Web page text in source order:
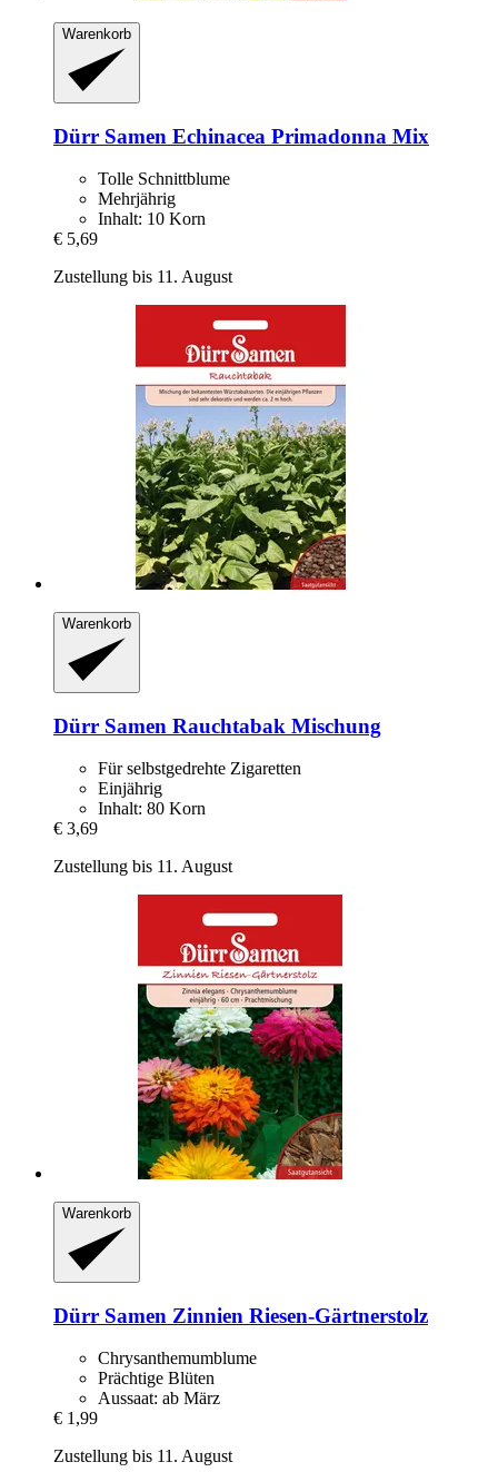
Warenkorb
Dürr Samen Echinacea Primadonna Mix
Tolle Schnittblume
Mehrjährig
Inhalt: 10 Korn
€ 5,69
Zustellung bis 11. August
Warenkorb
Dürr Samen Rauchtabak Mischung
Für selbstgedrehte Zigaretten
Einjährig
Inhalt: 80 Korn
€ 3,69
Zustellung bis 11. August
Warenkorb
Dürr Samen Zinnien Riesen-​Gärtnerstolz
Chrysanthemumblume
Prächtige Blüten
Aussaat: ab März
€ 1,99
Zustellung bis 11. August